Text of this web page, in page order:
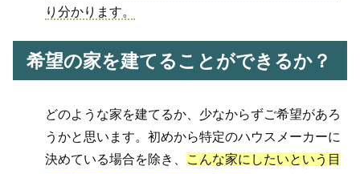
り分かります。
希望の家を建てることができるか？
どのような家を建てるか、少なからずご希望があろ
うかと思います。初めから特定のハウスメーカーに
決めている場合を除き、
こんな家にしたいという目